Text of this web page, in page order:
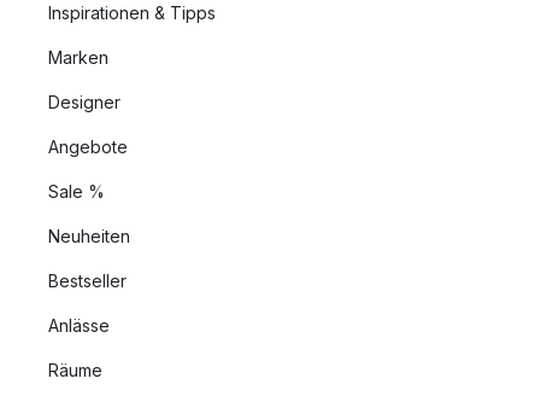
Inspirationen & Tipps
Marken
Designer
Angebote
Sale %
Neuheiten
Bestseller
Anlässe
Räume